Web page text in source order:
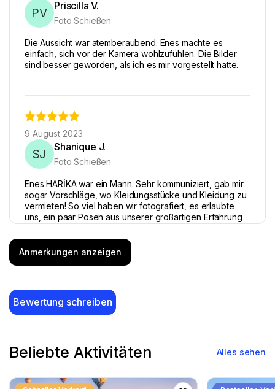
PV
Priscilla V.
Foto Schießen
Die Aussicht war atemberaubend. Enes machte es
einfach, sich vor der Kamera wohlzufühlen. Die Bilder
sind besser geworden, als ich es mir vorgestellt hatte.
9 August 2023
SJ
Shanique J.
Foto Schießen
Enes HARİKA war ein Mann. Sehr kommuniziert, gab mir
sogar Vorschläge, wo Kleidungsstücke und Kleidung zu
vermieten! So viel haben wir fotografiert, es erlaubte
uns, ein paar Posen aus unserer großartigen Erfahrung
Cappadocia Reise!
4 September 2023
Enes definitiv INCLUDES. Sehr sanft und sehr
Empfehlungen waren wunderschön und stellte
Anmerkungen anzeigen
Bewertung schreiben
Beliebte Aktivitäten Alles sehen